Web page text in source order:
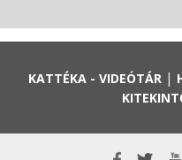
KATTÉKA - VIDEÓTÁR |